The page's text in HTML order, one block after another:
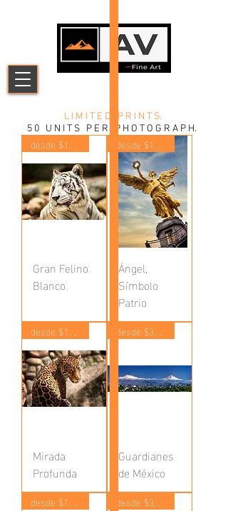
desde $1,400
Gran Felino
Blanco
desde $1,400
Ángel,
Símbolo
Patrio
desde $1,400
Mirada
Profunda
desde $3,500
Guardianes
de México
desde $1,400 desde $3,500
L I M I T E D P R I N T S.
5 0 U N I T S P E R P H O T O G R A P H.